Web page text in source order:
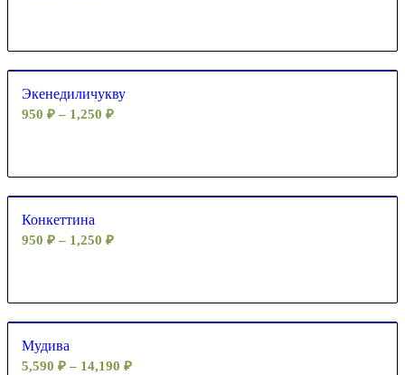
Экенедиличукву
950 ₽ – 1,250 ₽
Конкеттина
950 ₽ – 1,250 ₽
Мудива
5,590 ₽ – 14,190 ₽